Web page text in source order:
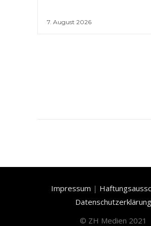
7. August 2026
Impressum |
Datenschutzerklärung
© ZH Medien 2021